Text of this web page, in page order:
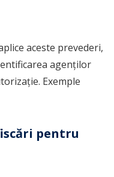
aceste prevederi,
agenților
Exemple
pentru